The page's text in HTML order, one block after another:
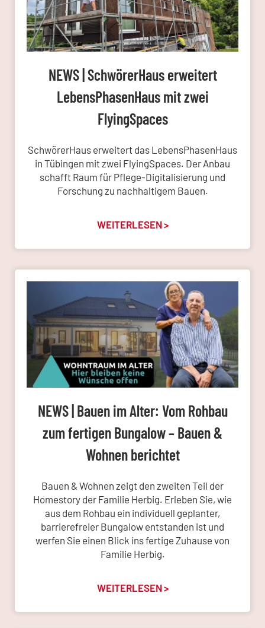
NEWS | SchwörerHaus erweitert
LebensPhasenHaus mit zwei
FlyingSpaces
SchwörerHaus erweitert das LebensPhasenHaus
in Tübingen mit zwei FlyingSpaces. Der Anbau
schafft Raum für Pflege-Digitalisierung und
Forschung zu nachhaltigem Bauen.
WEITERLESEN >
NEWS | Bauen im Alter: Vom Rohbau
zum fertigen Bungalow – Bauen &
Wohnen berichtet
Bauen & Wohnen zeigt den zweiten Teil der
Homestory der Familie Herbig. Erleben Sie, wie
aus dem Rohbau ein individuell geplanter,
barrierefreier Bungalow entstanden ist und
werfen Sie einen Blick ins fertige Zuhause von
Familie Herbig.
WEITERLESEN >